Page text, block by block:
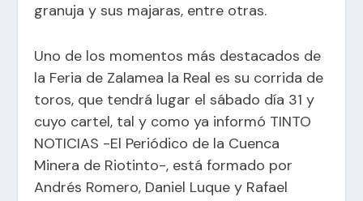
granuja y sus majaras, entre otras.
Uno de los momentos más destacados de
la Feria de Zalamea la Real es su corrida de
toros, que tendrá lugar el sábado día 31 y
cuyo cartel, tal y como ya informó TINTO
NOTICIAS -El Periódico de la Cuenca
Minera de Riotinto-, está formado por
Andrés Romero, Daniel Luque y Rafael